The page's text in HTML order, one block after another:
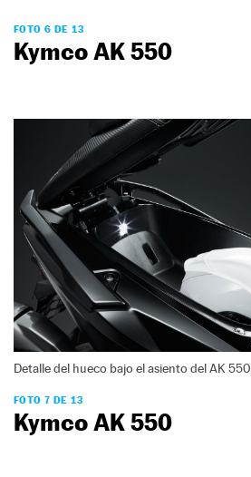
FOTO 6 DE 13
Kymco AK 550
Detalle del hueco bajo el asiento del AK 550.
FOTO 7 DE 13
Kymco AK 550